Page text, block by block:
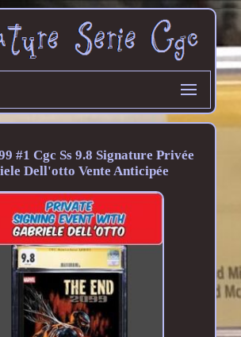
#1 Cgc Ss 9.8 Signature Privée
Dell'otto Vente Anticipée